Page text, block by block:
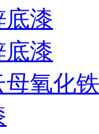
底漆
底漆
母氧化